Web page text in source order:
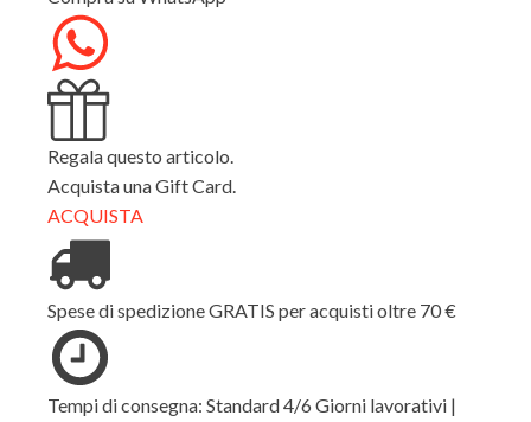
Regala questo articolo.
Acquista una Gift Card.
ACQUISTA
Spese di spedizione GRATIS per acquisti oltre 70 €
Tempi di consegna: Standard 4/6 Giorni lavorativi |